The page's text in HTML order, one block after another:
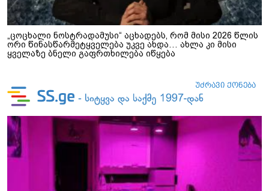
„ცოცხალი ნოსტრადამუსი“ აცხადებს, რომ მისი 2026 წლის
ორი წინასწარმეტყველება უკვე ახდა… ახლა კი მისი
ყველაზე ბნელი გაფრთხილება იწყება